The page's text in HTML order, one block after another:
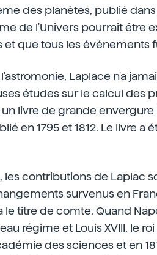
des planètes, publié
de l'Univers pourrait être
que tous les événements
Laplace n'a
études sur le calcul des
livre de grande
en 1795 et 1812. Le livre
les contributions de Laplac
survenus en
le titre de comte. Quand
régime et Louis XVIII. le
des sciences et en